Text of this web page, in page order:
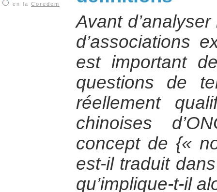
en la Coredem
Avant
d’associations
est important
questions de
réellement
chinoises
concept de {«
est-il traduit
qu’implique-t-il